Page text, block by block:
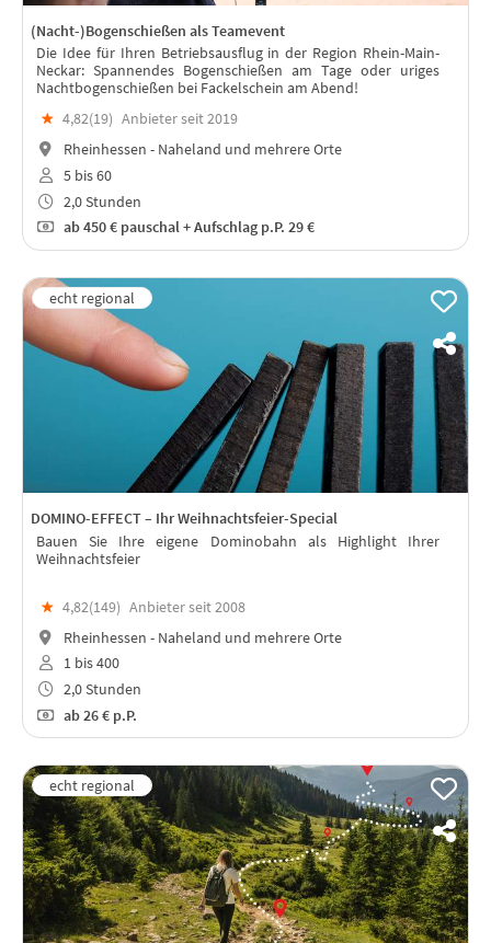
(Nacht-)Bogenschießen als Teamevent
Die Idee für Ihren Betriebsausflug in der Region Rhein-Main-
Neckar: Spannendes Bogenschießen am Tage oder uriges
Nachtbogenschießen bei Fackelschein am Abend!
★ 4,82(19) Anbieter seit 2019
Rheinhessen - Naheland und mehrere Orte
5 bis 60
2,0 Stunden
ab450 € pauschal + Aufschlag p.P. 29 €
DOMINO-EFFECT – Ihr Weihnachtsfeier-Special
Bauen Sie Ihre eigene Dominobahn als Highlight Ihrer
Weihnachtsfeier
★ 4,82(149) Anbieter seit 2008
Rheinhessen - Naheland und mehrere Orte
1 bis 400
2,0 Stunden
ab26 € p.P.